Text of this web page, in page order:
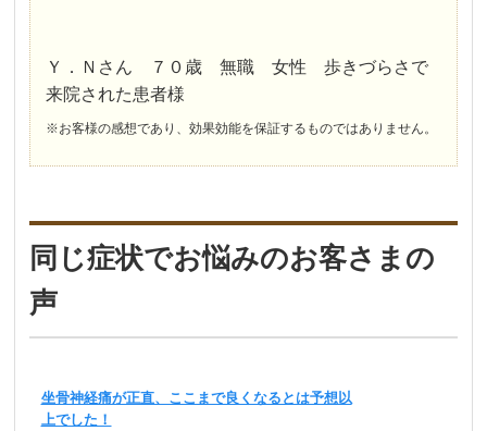
Ｙ．Ｎさん ７０歳 無職 女性 歩きづらさで
来院された患者様
※お客様の感想であり、効果効能を保証するものではありません。
同じ症状でお悩みのお客さまの
声
坐骨神経痛が正直、ここまで良くなるとは予想以
上でした！